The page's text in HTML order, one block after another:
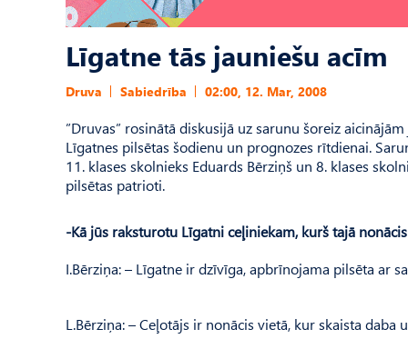
Līgatne tās jauniešu acīm
Druva Sabiedrība 02:00, 12. Mar, 2008
”Druvas” rosinātā diskusijā uz sarunu šoreiz
Līgatnes pilsētas šodienu un prognozes rītdienai.
11. klases skolnieks Eduards Bērziņš un 8. klases
pilsētas patrioti.
-Kā jūs raksturotu Līgatni ceļiniekam, kurš tajā
I.Bērziņa: – Līgatne ir dzīvīga, apbrīnojama pilsēta ar
L.Bērziņa: – Ceļotājs ir nonācis vietā, kur skaista daba